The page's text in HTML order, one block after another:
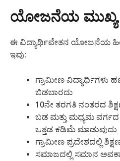
ಯೋಜನೆಯ ಮುಖ್ಯ
ಈ ವಿದ್ಯಾರ್ಥಿವೇತನ ಯೋಜನೆಯ
ಇವು:
ಗ್ರಾಮೀಣ ವಿದ್ಯಾರ್ಥಿಗಳು
ಬಿಡಬಾರದು
10ನೇ ತರಗತಿ ನಂತರದ
ಬಡ ಮತ್ತು ಮಧ್ಯಮ
ಒತ್ತಡ ಕಡಿಮೆ ಮಾಡುವುದು
ಗ್ರಾಮೀಣ ಪ್ರದೇಶದಲ್ಲಿ
ಸಮಾಜದಲ್ಲಿ ಸಮಾನ